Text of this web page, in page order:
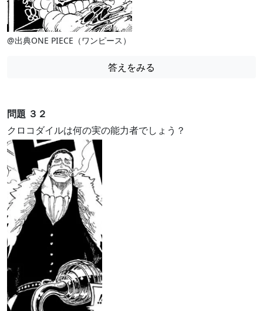
@出典ONE PIECE（ワンピース）
答えをみる
問題 ３２
クロコダイルは何の実の能力者でしょう？